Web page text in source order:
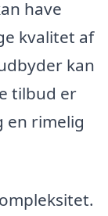
have
kvalitet af
kan
tilbud er
en rimelig